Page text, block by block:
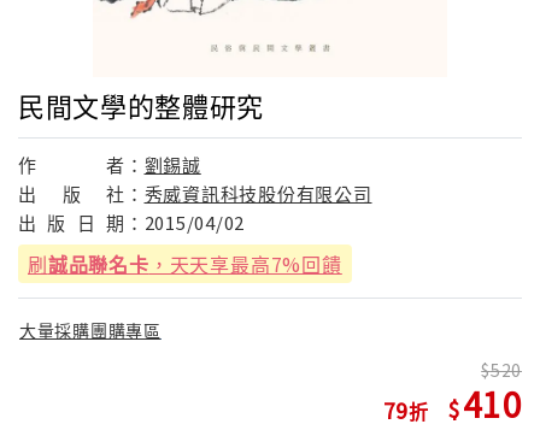
民間文學的整體研究
作 者： 劉錫誠
出
版 社： 秀威資訊科技股份有限公司
出 版 日 期： 2015/04/02
刷誠品聯名卡 ，天天享最高7%回饋
大量採購團購專區
79
520
410